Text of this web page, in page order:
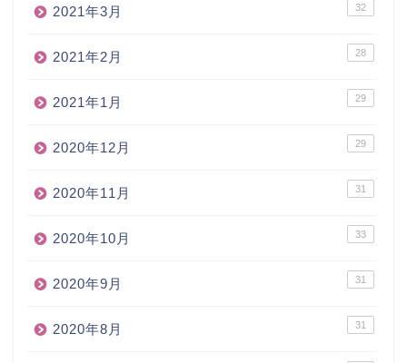
2021年3月 32
2021年2月 28
2021年1月 29
2020年12月 29
2020年11月 31
2020年10月 33
2020年9月 31
2020年8月 31